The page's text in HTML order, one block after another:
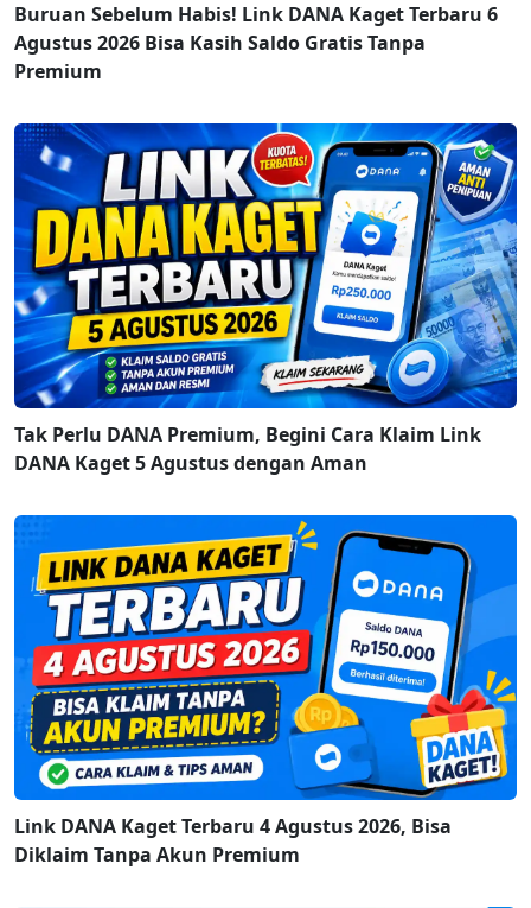
Buruan Sebelum Habis! Link DANA Kaget Terbaru 6
Agustus 2026 Bisa Kasih Saldo Gratis Tanpa
Premium
Tak Perlu DANA Premium, Begini Cara Klaim Link
DANA Kaget 5 Agustus dengan Aman
Link DANA Kaget Terbaru 4 Agustus 2026, Bisa
Diklaim Tanpa Akun Premium